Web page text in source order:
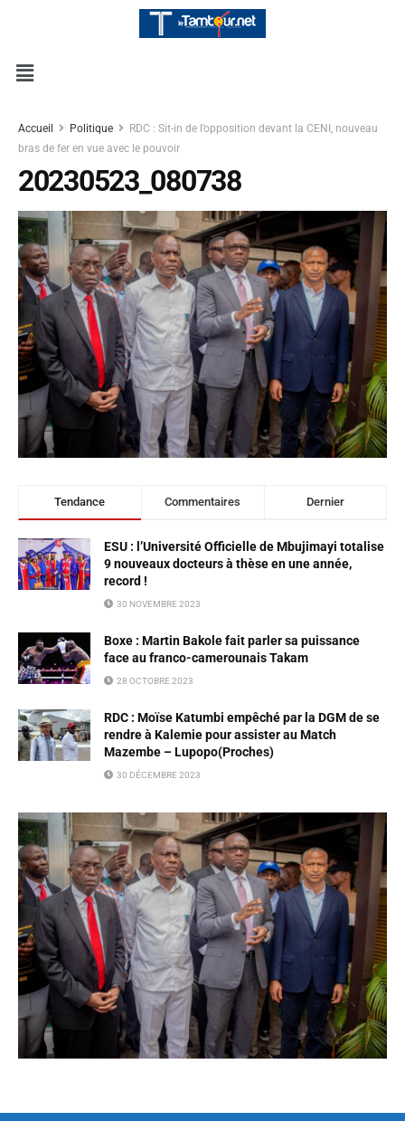
Accueil Politique
RDC : Sit-in de l’opposition devant la CENI, nouveau
bras de fer en vue avec le pouvoir
20230523_080738
Tendance Commentaires Dernier
ESU : l’Université Officielle de Mbujimayi totalise
9 nouveaux docteurs à thèse en une année,
record !
30 NOVEMBRE 2023
Boxe : Martin Bakole fait parler sa puissance
face au franco-camerounais Takam
28 OCTOBRE 2023
RDC : Moïse Katumbi empêché par la DGM de se
rendre à Kalemie pour assister au Match
Mazembe – Lupopo(Proches)
30 DÉCEMBRE 2023